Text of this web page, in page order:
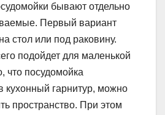
бывают отдельно
Первый вариант
стол или под раковину.
подойдет для маленькой
что посудомойка
кухонный гарнитур, можно
пространство. При этом